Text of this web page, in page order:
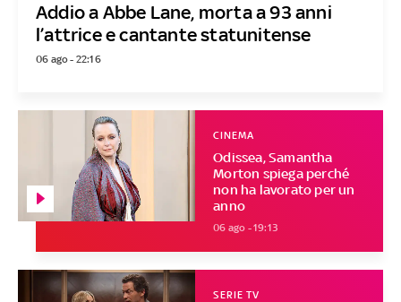
Addio a Abbe Lane, morta a 93 anni
l’attrice e cantante statunitense
06 ago - 22:16
Odissea, Samantha
Morton spiega perché
non ha lavorato per un
anno
CINEMA
06 ago - 19:13
SERIE TV